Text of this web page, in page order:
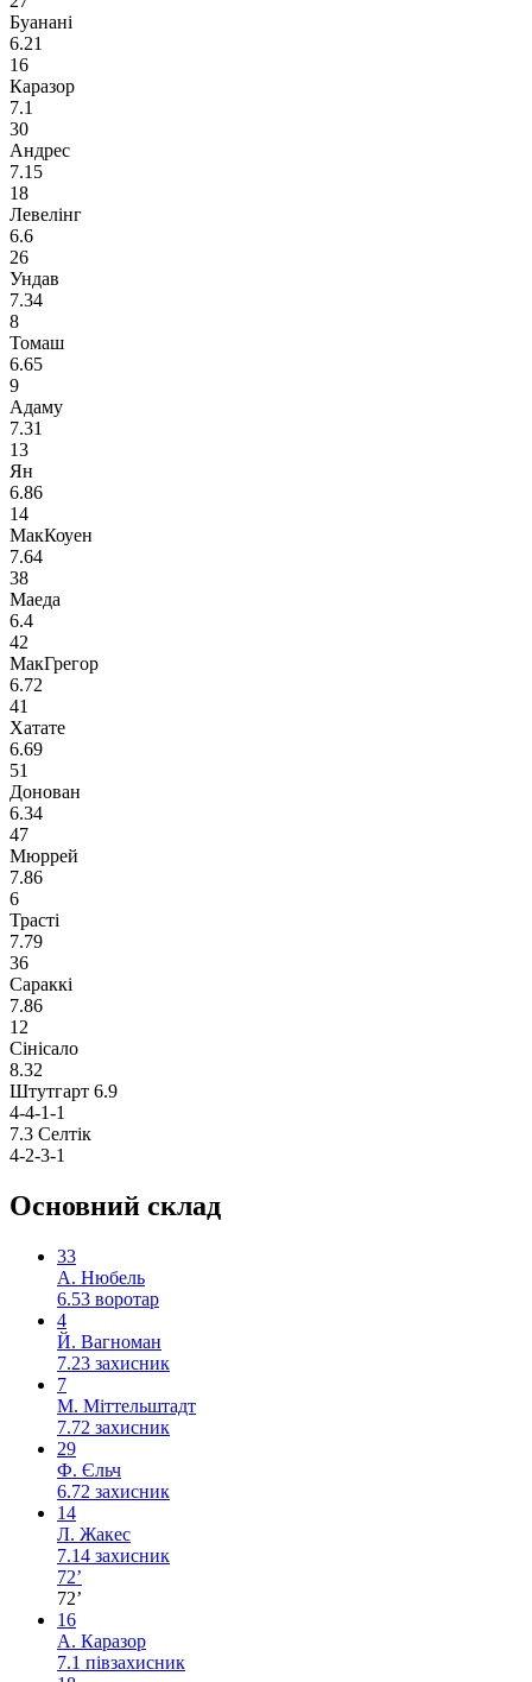
Буанані
6.21
16
Каразор
7.1
30
Андрес
7.15
18
Левелінг
6.6
26
Ундав
7.34
8
Томаш
6.65
9
Адаму
7.31
13
Ян
6.86
14
МакКоуен
7.64
38
Маеда
6.4
42
МакГрегор
6.72
41
Хатате
6.69
51
Донован
6.34
47
Мюррей
7.86
6
Трасті
7.79
36
Сараккі
7.86
12
Сінісало
8.32
Штутгарт 6.9
4-4-1-1
7.3 Селтік
4-2-3-1
Основний склад
33
А. Нюбель
6.53 воротар
4
Й. Вагноман
7.23 захисник
7
М. Міттельштадт
7.72 захисник
29
Ф. Єльч
6.72 захисник
14
Л. Жакес
7.14 захисник
72’
72’
16
А. Каразор
7.1 півзахисник